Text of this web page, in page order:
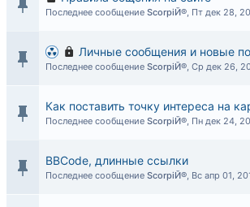
Последнее сообщение ScorpiЙ®, Пт дек 28,
Личные сообщения и новые
Последнее сообщение ScorpiЙ®, Ср дек 26,
Как поставить точку интереса на
Последнее сообщение ScorpiЙ®, Пн дек 24,
BBCode, длинные ссылки
Последнее сообщение ScorpiЙ®, Вс апр 01,